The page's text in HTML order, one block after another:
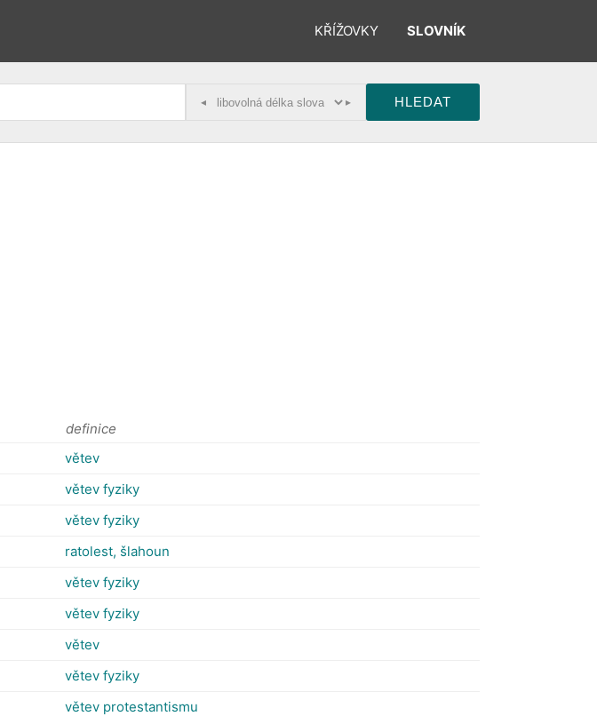
KŘÍŽOVKY SLOVNÍK
◂ ▸
definice
větev
větev fyziky
větev fyziky
ratolest, šlahoun
větev fyziky
větev fyziky
větev
větev fyziky
větev protestantismu